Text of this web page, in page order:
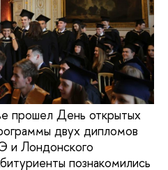
прошел День открытых
двух дипломов
Лондонского
познакомились